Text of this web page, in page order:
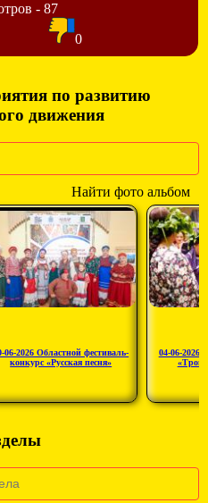
- 87
0
по развитию
движения
Найти фото альбом
06-2026 Областной фестиваль-
конкурс «Русская песня»
04-06-2026